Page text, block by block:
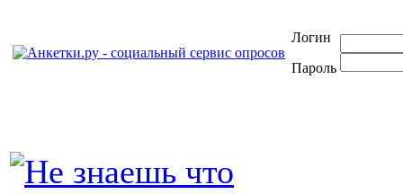
Логин
Пароль